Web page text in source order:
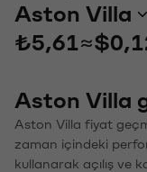
Aston Villa
₺5,61≈
Aston Villa
Aston Villa fiyat
zaman içindeki
kullanarak açılış ve